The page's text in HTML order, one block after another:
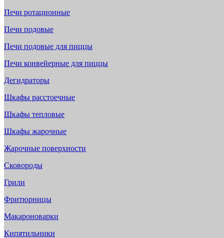
Печи ротационные
Печи подовые
Печи подовые для пиццы
Печи конвейерные для пиццы
Дегидраторы
Шкафы расстоечные
Шкафы тепловые
Шкафы жарочные
Жарочные поверхности
Сковороды
Грили
Фритюрницы
Макароноварки
Кипятильники